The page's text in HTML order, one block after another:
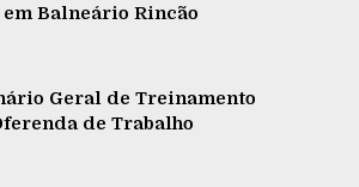
Balneário Rincão
Geral de Treinamento
de Trabalho